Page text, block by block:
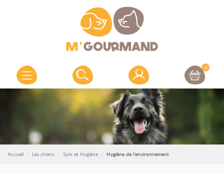
0
Accueil Les chiens Soin et Hygiène Hygiène de l'environnement